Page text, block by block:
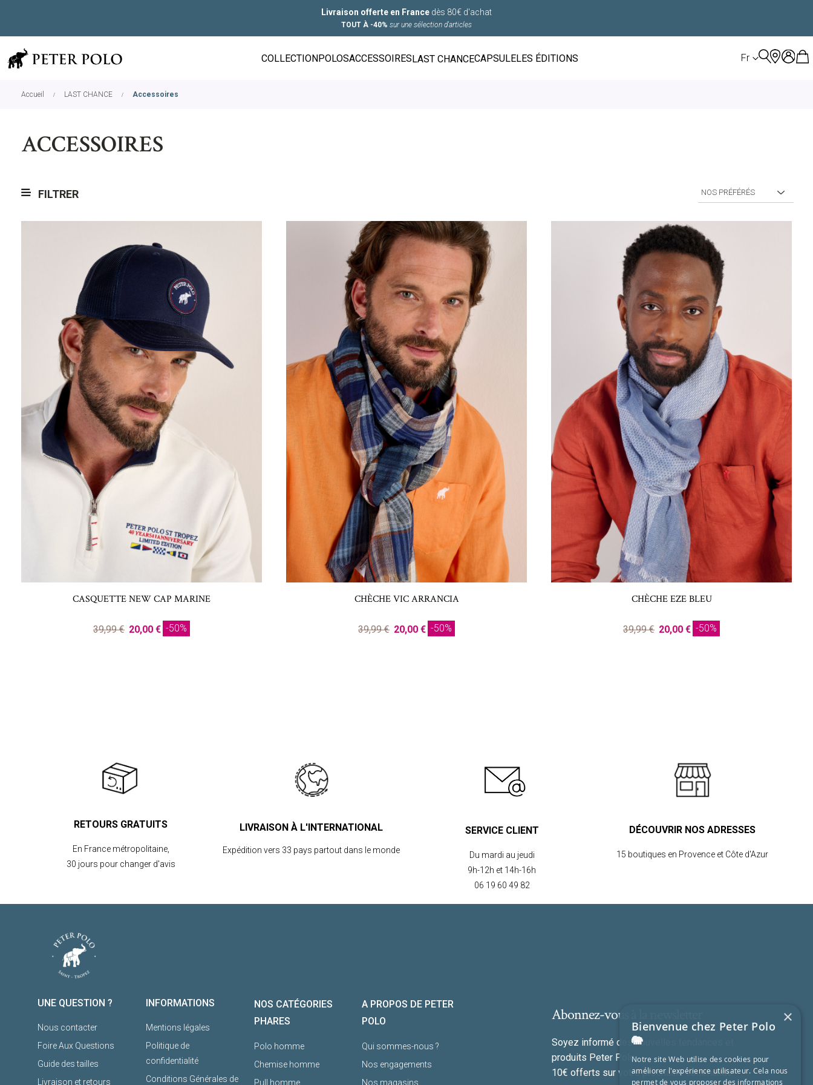
Livraison offerte en France dès 80€ d'achat
TOUT À -40% sur une sélection d'articles
COLLECTION POLOSACCESSOIRESLAST CHANCECAPSULELES ÉDITIONS LANGUE
Fr
Accueil LAST CHANCE Accessoires
ACCESSOIRES
CASQUETTE NEW CAP MARINE
39,99 € 20,00 € -50%
CHÈCHE VIC ARRANCIA
39,99 € 20,00 € -50%
CHÈCHE EZE BLEU
39,99 € 20,00 € -50%
FILTRER
RETOURS GRATUITS
En France métropolitaine,
30 jours pour changer d'avis
LIVRAISON À L'INTERNATIONAL
Expédition vers 33 pays partout dans le monde
SERVICE CLIENT
Du mardi au jeudi
9h-12h et 14h-16h
06 19 60 49 82
DÉCOUVRIR NOS ADRESSES
15 boutiques en Provence et Côte d'Azur
UNE QUESTION ?
Nous contacter
Foire Aux Questions
Guide des tailles
Livraison et retours
INFORMATIONS
Mentions légales
Politique de
confidentialité
Conditions Générales de
NOS CATÉGORIES
PHARES
Polo homme
Chemise homme
Pull homme
A PROPOS DE PETER
POLO
Qui sommes-nous ?
Nos engagements
Nos magasins
Abonnez-vous à la newsletter
Soyez informé des nouvelles tendances et
produits Peter Polo
10€ offerts sur votre prochaine commande
×
Bienvenue chez Peter Polo
🐘
Notre site Web utilise des cookies pour
améliorer l'expérience utilisateur. Cela nous
permet de vous proposer des informations